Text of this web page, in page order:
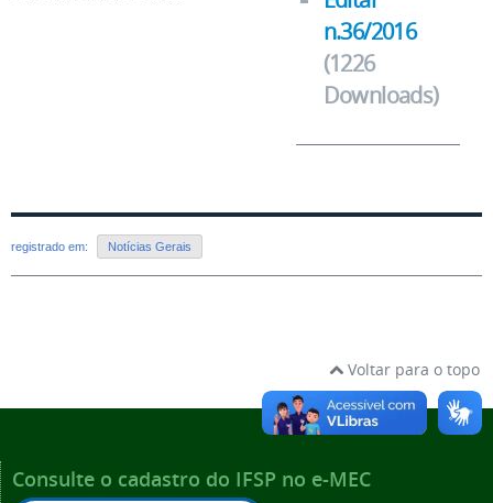
n.36/2016
(1226
Downloads)
registrado em: Notícias Gerais
Voltar para o topo
Consulte o cadastro do IFSP no e-MEC